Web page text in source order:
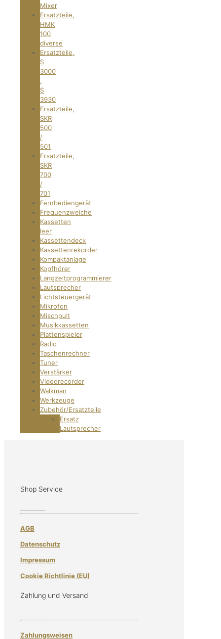
Mixer
Ersatzteile,
HMK
100
diverse
Ersatzteile,
S
3000
,
S
3930
Ersatzteile,
SKR
500
/
501
Ersatzteile,
SKR
700
/
701
Fernbediengerät
Frequenzweiche
Kassetten
leer
Kassettendeck
Kassettenrekorder
Kompaktanlage
Kopfhörer
Langzeitprogrammierer
Lautsprecher
Lichtsteuergerät
Mikrofon
Mischpult
Musikkassetten
Plattenspieler
Radio
Taschenrechner
Tuner
Verstärker
Videorecorder
Walkman
Werkzeuge
Zubehör/Ersatzteile
Ersatz
Lautsprecher
Shop Service
AGB
Datenschutz
Impressum
Cookie Richtlinie (EU)
Zahlung und Versand
Zahlungsweisen